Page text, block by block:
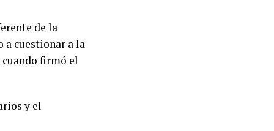
de la
cuestionar a la
cuando firmó el
y el